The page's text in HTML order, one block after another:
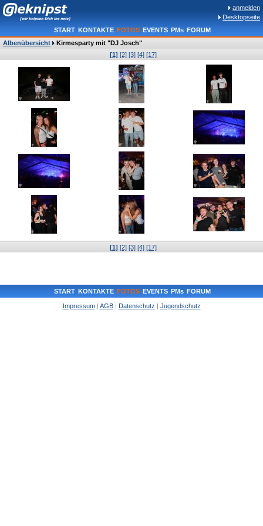
anmelden
Desktopseite
START KONTAKTE FOTOS EVENTS PMs FORUM
Albenübersicht
Kirmesparty mit "DJ Josch"
[1] [2] [3] [4] [17]
[1] [2] [3] [4] [17]
START KONTAKTE FOTOS EVENTS PMs FORUM
Impressum| AGB| Datenschutz | Jugendschutz